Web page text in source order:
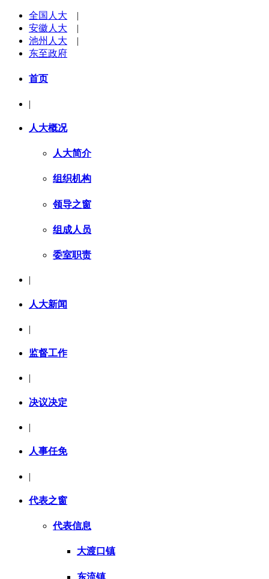
全国人大 |
安徽人大 |
池州人大 |
东至政府
首页
|
人大概况
人大简介
组织机构
领导之窗
组成人员
委室职责
|
人大新闻
|
监督工作
决议决定
|
人事任免
|
代表之窗
代表信息
大渡口镇
东流镇